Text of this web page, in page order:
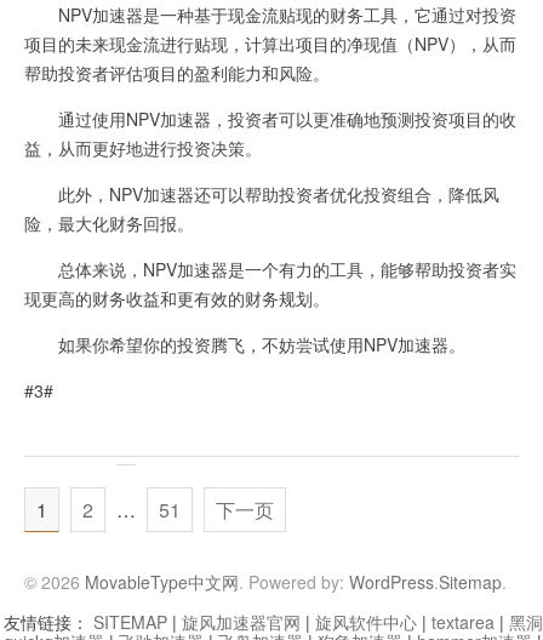
NPV加速器是一种基于现金流贴现的财务工具，它通过对投资
项目的未来现金流进行贴现，计算出项目的净现值（NPV），从而
帮助投资者评估项目的盈利能力和风险。
通过使用NPV加速器，投资者可以更准确地预测投资项目的收
益，从而更好地进行投资决策。
此外，NPV加速器还可以帮助投资者优化投资组合，降低风
险，最大化财务回报。
总体来说，NPV加速器是一个有力的工具，能够帮助投资者实
现更高的财务收益和更有效的财务规划。
如果你希望你的投资腾飞，不妨尝试使用NPV加速器。
#3#
1 2 … 51 下一页
© 2026 MovableType中文网. Powered by: WordPress.Sitemap.
友情链接： SITEMAP | 旋风加速器官网 | 旋风软件中心 | textarea | 黑